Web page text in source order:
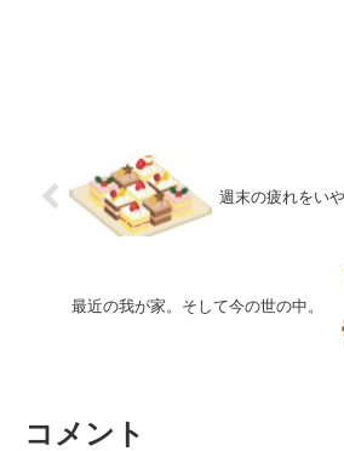
週末の疲れをい
最近の我が家。そして今の世の中。
コメント